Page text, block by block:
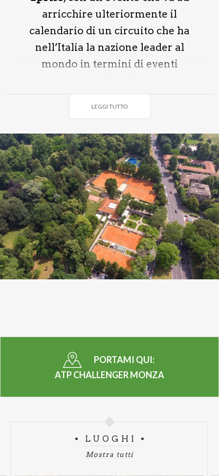
arricchire ulteriormente il
calendario di un circuito che ha
nell’Italia la nazione leader al
mondo in termini di eventi
Quello monzese, di categoria 100 (come i punti in
palio per il vincitore) e dotato di ben 143.000
euro di montepremi, diventa automaticamente
uno dei tornei più prestigiosi del Belpaese, in una
cornice unica come il Parco di Monza, di nuovo nel
mappamondo della racchetta in un periodo d’oro per
il tennis italiano, mai così vincente, ammirato e
chiacchierato. “Per noi –dice Cristiano Crippa,
presidente del Villa Reale Tennis– è un orgoglio poter
organizzare un evento di rilevanza internazionale che
permetterà di apprezzare, oltre all’elevata qualità
Auspichiamo che tale evento possa offrire la possibilità
di svago, crescita culturale e socializzazione a tutti gli
fondanti che intendiamo perseguire con il nostro nuovo
A dirigere il torneo ci sarà un uomo di esperienza
timone di numerosi Challenger in Italia e all’estero:
LEGGI TUTTO
PORTAMI QUI:
ATP CHALLENGER MONZA
LUOGHI
Mostra tutti